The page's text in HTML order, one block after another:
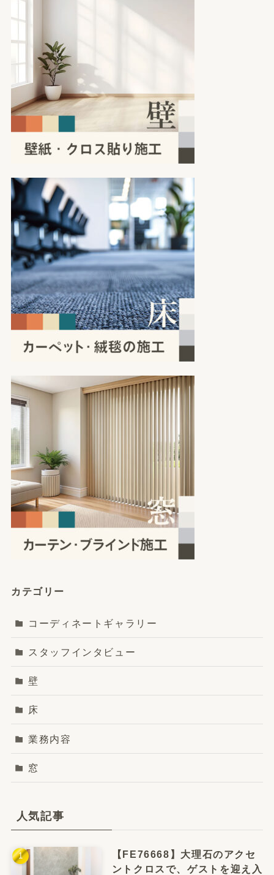
カテゴリー
コーディネートギャラリー
スタッフインタビュー
壁
床
業務内容
窓
人気記事
【FE76668】大理石のアクセ
ントクロスで、ゲストを迎え入